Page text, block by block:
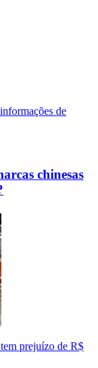
de
chinesas
prejuízo de R$